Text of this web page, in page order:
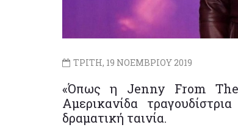
ΤΡΙΤΗ, 19 ΝΟΕΜΒΡΙΟΥ 2019
«Όπως η Jenny From
Αμερικανίδα
δραματική ταινία.